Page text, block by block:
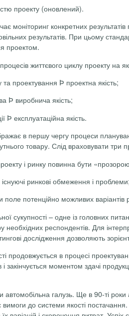
проекту (оновлений).
моніторинг конкретних
результатів. При цьому
проектом.
життєвого циклу проекту на
проектування Þ проектна якість;
Þ виробнича якість;
Þ експлуатаційна якість.
в першу чергу процеси
товару. Слід враховувати
і ринку повинна бути
існуючі ринкові обмеження і
поле потенційно можливих варіантів
сукупності – одне із головних
необхідних респондентів. Для
дослідження дозволяють
продовжується в процесі
і закінчується моментом здачі
галузь. Ще в 90-ті роки
до системи якості